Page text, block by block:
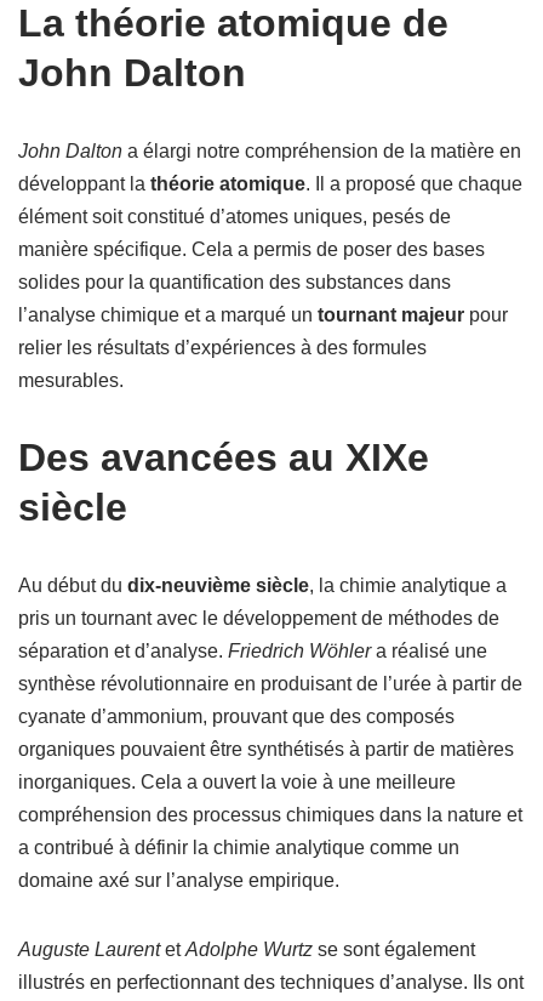
La théorie atomique de
John Dalton
John Dalton a élargi notre compréhension de la matière en
développant la théorie atomique. Il a proposé que chaque
élément soit constitué d’atomes uniques, pesés de
manière spécifique. Cela a permis de poser des bases
solides pour la quantification des substances dans
l’analyse chimique et a marqué un tournant majeur pour
relier les résultats d’expériences à des formules
mesurables.
Des avancées au XIXe
siècle
Au début du dix-neuvième siècle, la chimie analytique a
pris un tournant avec le développement de méthodes de
séparation et d’analyse. Friedrich Wöhlera réalisé une
synthèse révolutionnaire en produisant de l’urée à partir de
cyanate d’ammonium, prouvant que des composés
organiques pouvaient être synthétisés à partir de matières
inorganiques. Cela a ouvert la voie à une meilleure
compréhension des processus chimiques dans la nature et
a contribué à définir la chimie analytique comme un
domaine axé sur l’analyse empirique.
Auguste LaurentetAdolphe Wurtz se sont également
illustrés en perfectionnant des techniques d’analyse. Ils ont